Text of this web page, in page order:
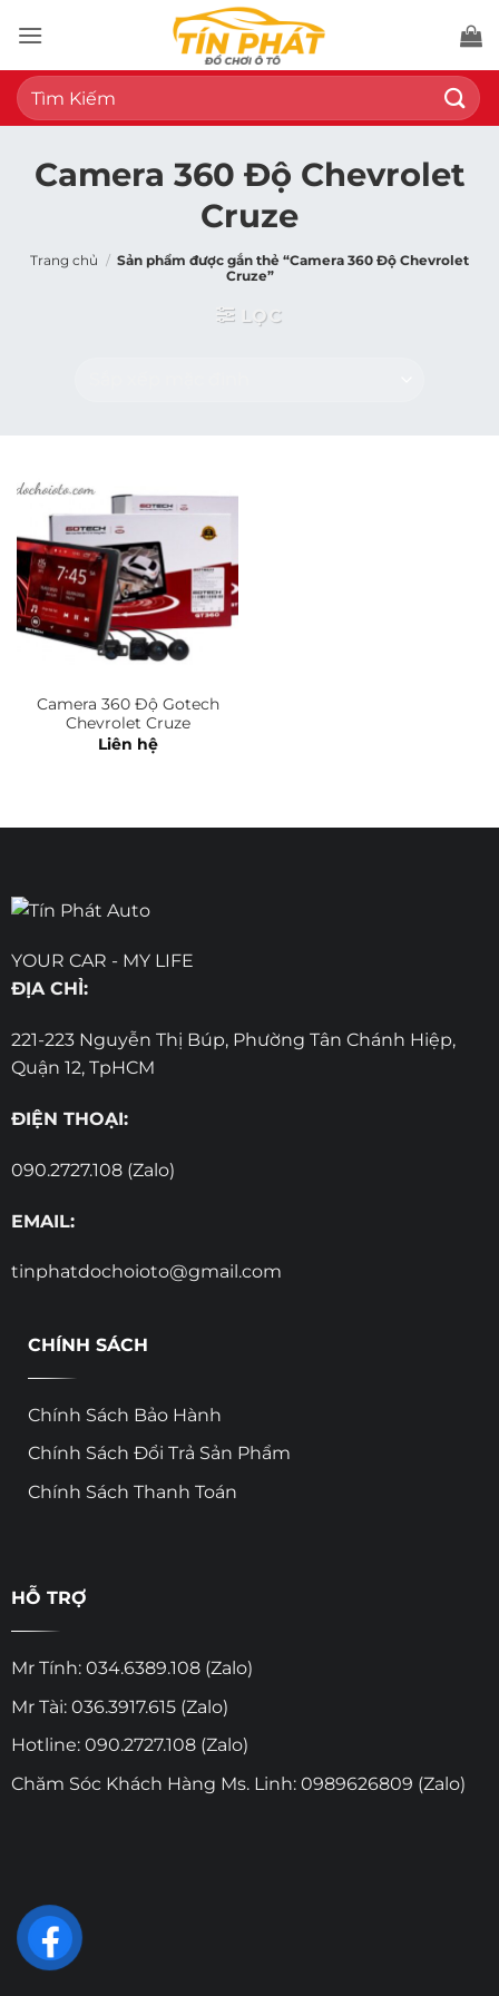
qua
nội
dung
Tìm
kiếm:
Camera 360 Độ Chevrolet
Cruze
Trang chủ / Sản phẩm được gắn thẻ “Camera 360 Độ Chevrolet
Cruze”
LỌC
Camera 360 Độ Gotech
Chevrolet Cruze
Liên hệ
YOUR CAR - MY LIFE
ĐỊA CHỈ:
221-223 Nguyễn Thị Búp, Phường Tân Chánh Hiệp,
Quận 12, TpHCM
ĐIỆN THOẠI:
090.2727.108 (Zalo)
EMAIL:
tinphatdochoioto@gmail.com
CHÍNH SÁCH
Chính Sách Bảo Hành
Chính Sách Đổi Trả Sản Phẩm
Chính Sách Thanh Toán
HỖ TRỢ
Mr Tính: 034.6389.108 (Zalo)
Mr Tài: 036.3917.615 (Zalo)
Hotline: 090.2727.108 (Zalo)
Chăm Sóc Khách Hàng Ms. Linh: 0989626809 (Zalo)